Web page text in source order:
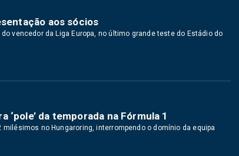
aos sócios
vencedor da Liga Europa, no último grande teste do Estádio do
da temporada na Fórmula 1
no Hungaroring, interrompendo o domínio da equipa